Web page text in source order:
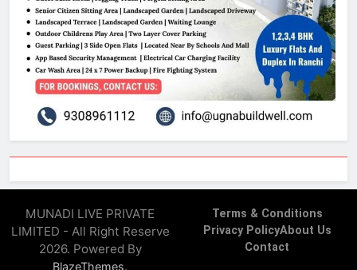
MUNADI LIVE PRIVATE
LIMITED - All Right Reserve
2026. Powered By
BlazeThemes.
Terms & Conditions
Privacy PolicyAbout Us
Contact